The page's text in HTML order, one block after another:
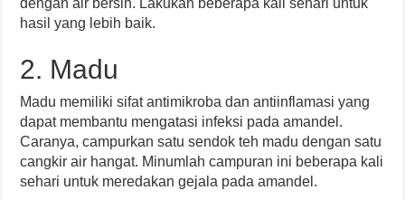
dengan air bersih. Lakukan beberapa kali sehari untuk
hasil yang lebih baik.
2. Madu
Madu memiliki sifat antimikroba dan antiinflamasi yang
dapat membantu mengatasi infeksi pada amandel.
Caranya, campurkan satu sendok teh madu dengan satu
cangkir air hangat. Minumlah campuran ini beberapa kali
sehari untuk meredakan gejala pada amandel.